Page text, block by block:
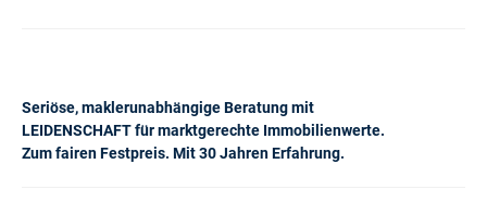
Seriöse, maklerunabhängige Beratung mit
LEIDENSCHAFT für marktgerechte Immobilienwerte.
Zum fairen Festpreis. Mit 30 Jahren Erfahrung.